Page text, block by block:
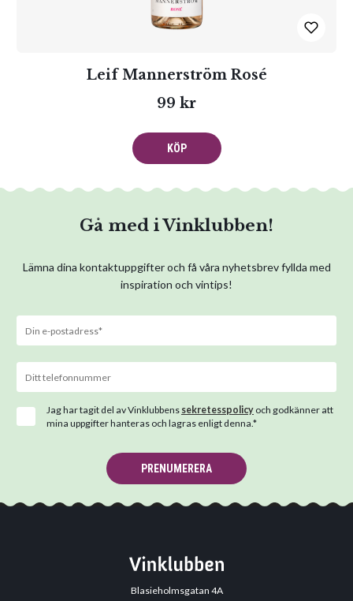
Leif Mannerström Rosé
99 kr
KÖP
Gå med i Vinklubben!
Lämna dina kontaktuppgifter och få våra nyhetsbrev fyllda med
inspiration och vintips!
Jag har tagit del av Vinklubbens sekretesspolicy och godkänner att
mina uppgifter hanteras och lagras enligt denna.*
PRENUMERERA
Blasieholmsgatan 4A